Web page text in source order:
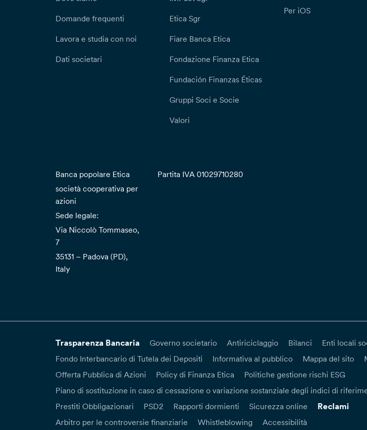
Domande frequenti
Lavora e studia con noi
Dati societari
Etica Sgr
Fiare Banca Etica
Fondazione Finanza Etica
Fundación Finanzas Éticas
Gruppi Soci e Socie
Valori
Per iOS
Banca popolare Etica
società cooperativa per
azioni
Sede legale:
Via Niccolò Tommaseo,
7
35131 – Padova (PD),
Italy
Partita IVA 01029710280
Trasparenza Bancaria Governo societario Antiriciclaggio Bilanci
Enti locali
Fondo Interbancario di Tutela dei Depositi
Informativa al pubblico Mappa del sito
Offerta Pubblica di Azioni
Policy di Finanza Etica
Politiche gestione rischi ESG
Piano di sostituzione in caso di cessazione o variazione sostanziale degli indici di
Prestiti Obbligazionari
PSD2 Rapporti dormienti Sicurezza online Reclami
Arbitro per le controversie finanziarie Whistleblowing Accessibilità